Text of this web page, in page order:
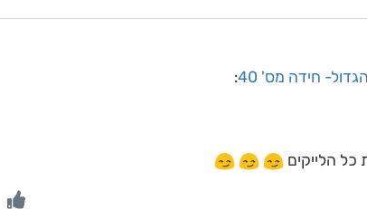
חידה מס' 40 :
כל הלייקים